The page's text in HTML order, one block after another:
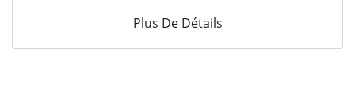
Plus De Détails